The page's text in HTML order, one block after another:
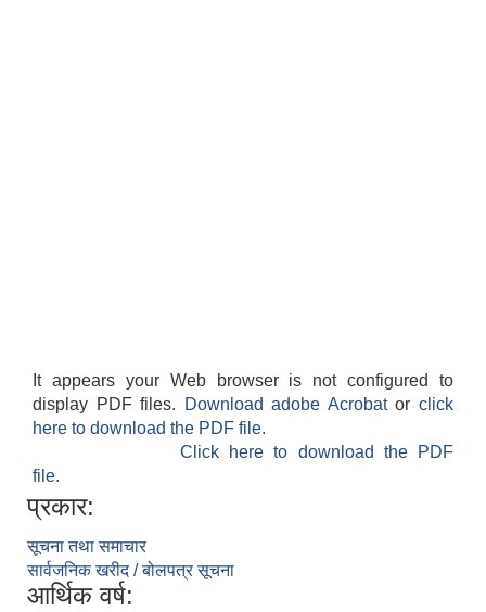
It appears your Web browser is not configured to
display PDF files.
Download adobe Acrobatorclick
here to download the PDF file.
Click here to download the PDF
file.
प्रकार:
सूचना तथा समाचार
सार्वजनिक खरीद / बोलपत्र सूचना
आर्थिक वर्ष: